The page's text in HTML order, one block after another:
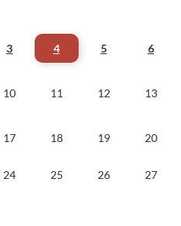
3 4 5 6
10 11 12 13
17 18 19 20
24 25 26 27